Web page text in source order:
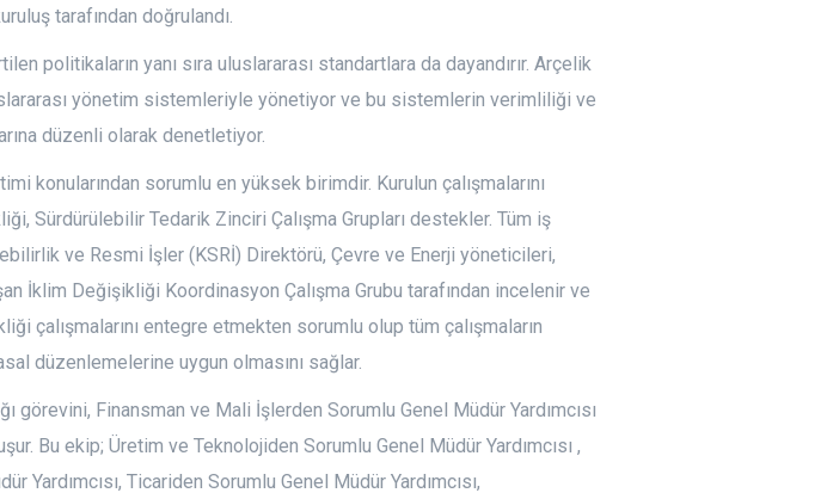
tarafından doğrulandı.
politikaların yanı sıra uluslararası standartlara da dayandırır. Arçelik
yönetim sistemleriyle yönetiyor ve bu sistemlerin verimliliği ve
düzenli olarak denetletiyor.
konularından sorumlu en yüksek birimdir. Kurulun çalışmalarını
Sürdürülebilir Tedarik Zinciri Çalışma Grupları destekler. Tüm iş
ve Resmi İşler (KSRİ) Direktörü, Çevre ve Enerji yöneticileri,
İklim Değişikliği Koordinasyon Çalışma Grubu tarafından incelenir ve
çalışmalarını entegre etmekten sorumlu olup tüm çalışmaların
düzenlemelerine uygun olmasını sağlar.
görevini, Finansman ve Mali İşlerden Sorumlu Genel Müdür Yardımcısı
Bu ekip; Üretim ve Teknolojiden Sorumlu Genel Müdür Yardımcısı ,
Yardımcısı, Ticariden Sorumlu Genel Müdür Yardımcısı,